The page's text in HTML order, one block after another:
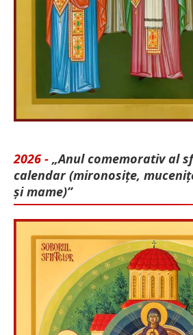
2026 - „Anul comemorativ al
calendar (mironosițe,
și mame)”